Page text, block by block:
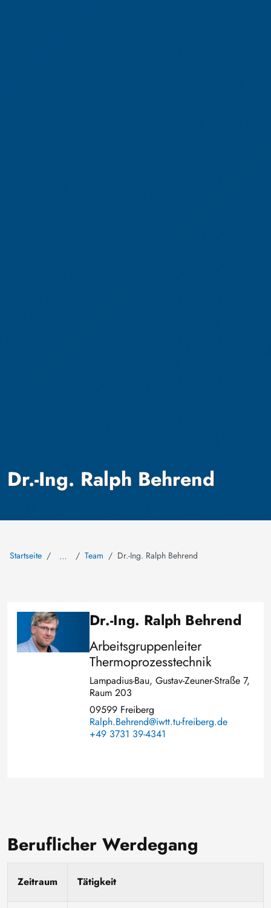
Dr.-Ing. Ralph Behrend
Startseite … Team Dr.-Ing. Ralph Behrend
Image Dr.-Ing. Ralph Behrend
Arbeitsgruppenleiter
Thermoprozesstechnik
Lampadius-Bau, Gustav-Zeuner-Straße 7,
Raum 203
09599 Freiberg
Ralph.Behrend@iwtt.tu-freiberg.de
+49 3731 39-4341
Beruflicher Werdegang
Zeitraum Tätigkeit